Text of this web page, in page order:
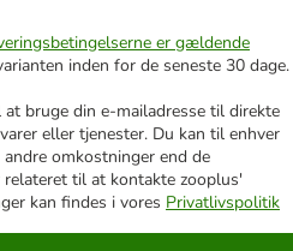
er gældende
inden for de seneste 30 dage.
bruge din e-mailadresse til direkte
eller tjenester. Du kan til enhver
omkostninger end de
til at kontakte zooplus'
kan findes i vores Privatlivspolitik